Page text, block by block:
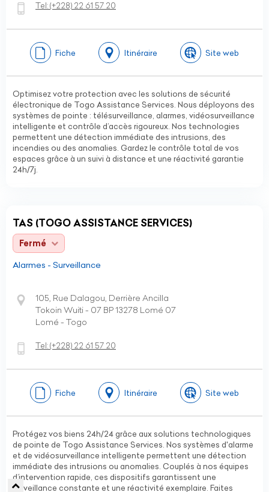
Tel:(+228) 22 61 57 20
Fiche Itinéraire Site web
Optimisez votre protection avec les solutions de sécurité
électronique de Togo Assistance Services. Nous déployons des
systèmes de pointe : télésurveillance, alarmes, vidéosurveillance
intelligente et contrôle d’accès rigoureux. Nos technologies
permettent une détection immédiate des intrusions, des
incendies ou des anomalies. Gardez le contrôle total de vos
espaces grâce à un suivi à distance et une réactivité garantie
24h/7j.
TAS (TOGO ASSISTANCE SERVICES)
Fermé
Alarmes - Surveillance
105, Rue Dalagou, Derrière Ancilla
Tokoin Wuiti - 07 BP 13278 Lomé 07
Lomé - Togo
Tel:(+228) 22 61 57 20
Fiche Itinéraire Site web
Protégez vos biens 24h/24 grâce aux solutions technologiques
de pointe de Togo Assistance Services. Nos systèmes d'alarme
et de vidéosurveillance intelligente permettent une détection
immédiate des intrusions ou anomalies. Couplés à nos équipes
d’intervention rapide, ces dispositifs garantissent une
surveillance constante et une réactivité exemplaire. Faites